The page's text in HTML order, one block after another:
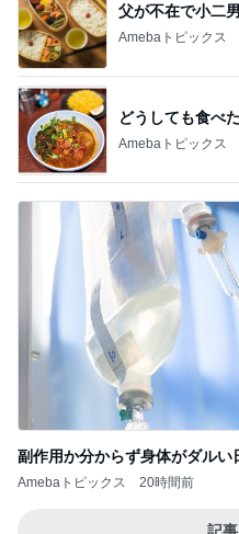
父が不在で小二
Amebaトピックス
どうしても食べ
Amebaトピックス
副作用か分からず身体がダルい
Amebaトピックス 20時間前